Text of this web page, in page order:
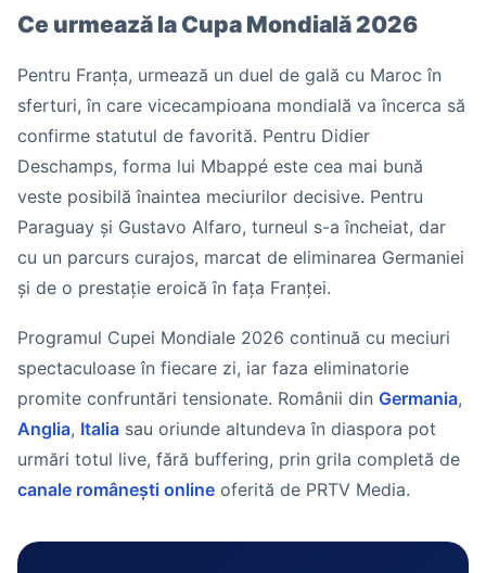
Ce urmează la Cupa Mondială 2026
Pentru Franța, urmează un duel de gală cu Maroc în
sferturi, în care vicecampioana mondială va încerca să
confirme statutul de favorită. Pentru Didier
Deschamps, forma lui Mbappé este cea mai bună
veste posibilă înaintea meciurilor decisive. Pentru
Paraguay și Gustavo Alfaro, turneul s-a încheiat, dar
cu un parcurs curajos, marcat de eliminarea Germaniei
și de o prestație eroică în fața Franței.
Programul Cupei Mondiale 2026 continuă cu meciuri
spectaculoase în fiecare zi, iar faza eliminatorie
promite confruntări tensionate. Românii din Germania,
Anglia, Italia sau oriunde altundeva în diaspora pot
urmări totul live, fără buffering, prin grila completă de
canale românești online oferită de PRTV Media.